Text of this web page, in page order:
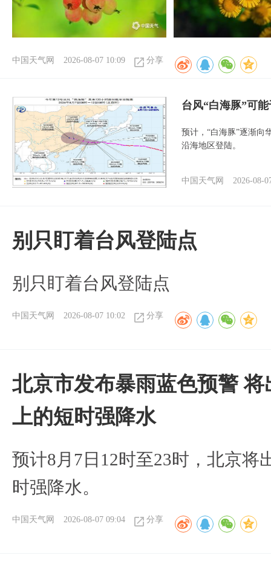
中国天气网 2026-08-07 10:09 分享
台风“白海豚”可
预计，“白海豚”逐渐向
沿海地区登陆。
中国天气网 2026-08-
别只盯着台风登陆点
别只盯着台风登陆点
中国天气网 2026-08-07 10:02 分享
北京市发布暴雨蓝色预警
上的短时强降水
预计8月7日12时至23时，北京将
时强降水。
中国天气网 2026-08-07 09:04 分享